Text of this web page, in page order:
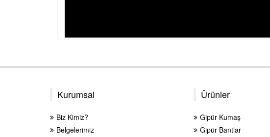
Kurumsal
Biz Kimiz?
Belgelerimiz
Ürünler
Gipür Kumaş
Gipür Bantlar